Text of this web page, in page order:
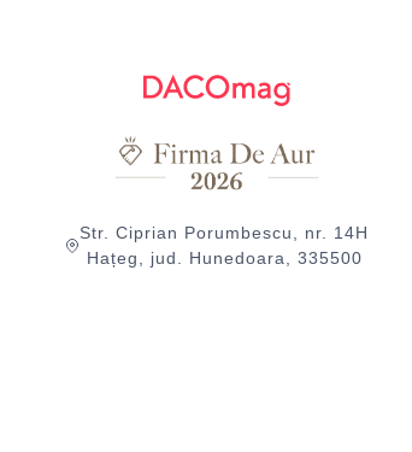
Str. Ciprian Porumbescu, nr. 14H
Hațeg, jud. Hunedoara, 335500